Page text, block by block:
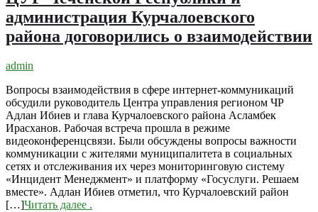
администрация Курчалоевского
района договорились о взаимодействии
admin
Вопросы взаимодействия в сфере интернет-коммуникаций
обсудили руководитель Центра управления регионом ЧР
Адлан Ибиев и глава Курчалоевского района Асламбек
Ирасханов. Рабочая встреча прошла в режиме
видеоконференцсвязи. Были обсуждены вопросы важности
коммуникации с жителями муниципалитета в социальных
сетях и отслеживания их через мониторинговую систему
«Инцидент Менеджмент» и платформу «Госуслуги. Решаем
вместе». Адлан Ибиев отметил, что Курчалоевский район
[…]Читать далее .